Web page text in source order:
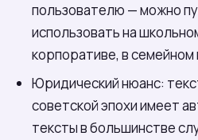
пользователю — можно
использовать на
корпоративе, в
Юридический нюанс:
советской эпохи имеет
тексты в большинстве